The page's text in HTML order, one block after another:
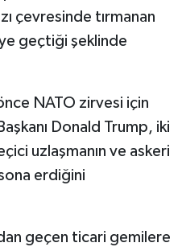
çevresinde tırmanan
geçtiği şeklinde
NATO zirvesi için
Donald Trump, iki
uzlaşmanın ve askeri
erdiğini
geçen ticari gemilere